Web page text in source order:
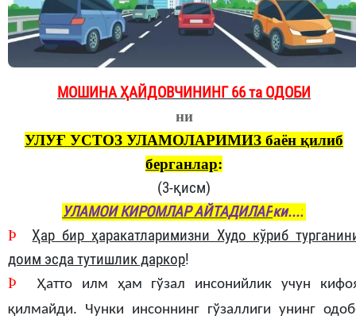
МОШИНА ҲАЙДОВЧИНИНГ 66 та ОДОБИ
ни
УЛУҒ УСТОЗ УЛАМОЛАРИМИЗ баён қилиб
берганлар:
(3-қисм)
УЛАМОИ КИРОМЛАР АЙТАДИЛАРки...:
Þ Ҳар бир ҳаракатларимизни Худо кўриб
доим эсда тутишлик даркор!
Þ Ҳатто илм ҳам гўзал инсонийлик учун
қилмайди. Чунки инсоннинг гўзаллиги унинг